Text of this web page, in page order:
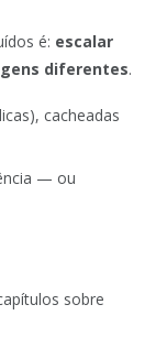
é: escalar
diferentes.
cacheadas
— ou
sobre